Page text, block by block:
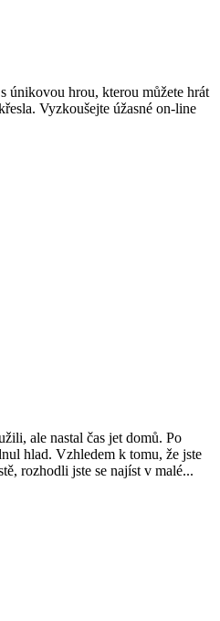
únikovou hrou, kterou můžete hrát
Vyzkoušejte úžasné on-line
ale nastal čas jet domů. Po
hlad. Vzhledem k tomu, že jste
rozhodli jste se najíst v malé...